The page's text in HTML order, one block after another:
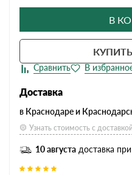
В
Доставка
в Краснодаре и
Узнать стоимость с доставкой
10 августа доставка